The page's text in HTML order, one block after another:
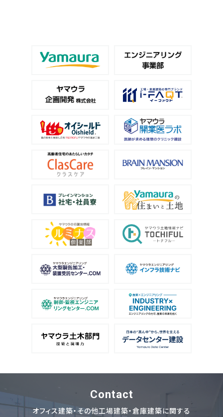
Contact
オフィス建築・その他工場建築・倉庫建築に関する